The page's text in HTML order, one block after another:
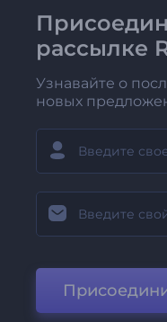
рассылке
Узнавайте о
новых